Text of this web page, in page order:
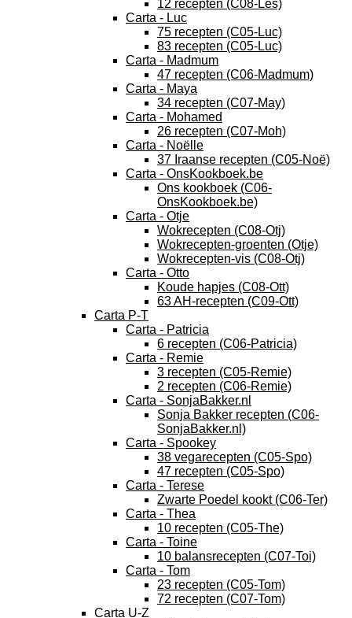
12 recepten (C08-Les)
Carta - Luc
75 recepten (C05-Luc)
83 recepten (C05-Luc)
Carta - Madmum
47 recepten (C06-Madmum)
Carta - Maya
34 recepten (C07-May)
Carta - Mohamed
26 recepten (C07-Moh)
Carta - Noëlle
37 Iraanse recepten (C05-Noë)
Carta - OnsKookboek.be
Ons kookboek (C06-
OnsKookboek.be)
Carta - Otje
Wokrecepten (C08-Otj)
Wokrecepten-groenten (Otje)
Wokrecepten-vis (C08-Otj)
Carta - Otto
Koude hapjes (C08-Ott)
63 AH-recepten (C09-Ott)
Carta P-T
Carta - Patricia
6 recepten (C06-Patricia)
Carta - Remie
3 recepten (C05-Remie)
2 recepten (C06-Remie)
Carta - SonjaBakker.nl
Sonja Bakker recepten (C06-
SonjaBakker.nl)
Carta - Spookey
38 vegarecepten (C05-Spo)
47 recepten (C05-Spo)
Carta - Terese
Zwarte Poedel kookt (C06-Ter)
Carta - Thea
10 recepten (C05-The)
Carta - Toine
10 balansrecepten (C07-Toi)
Carta - Tom
23 recepten (C05-Tom)
72 recepten (C07-Tom)
Carta U-Z